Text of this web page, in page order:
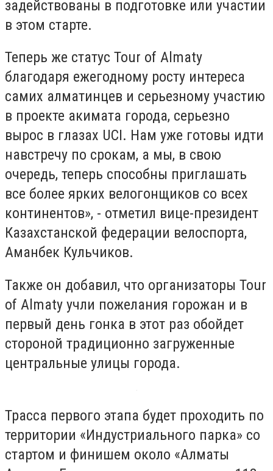
задействованы в подготовке или участии
в этом старте.
Теперь же статус Tour of Almaty
благодаря ежегодному росту интереса
самих алматинцев и серьезному участию
в проекте акимата города, серьезно
вырос в глазах UCI. Нам уже готовы идти
навстречу по срокам, а мы, в свою
очередь, теперь способны приглашать
все более ярких велогонщиков со всех
континентов», - отметил вице-президент
Казахстанской федерации велоспорта,
Аманбек Кульчиков.
Также он добавил, что организаторы Tour
of Almaty учли пожелания горожан и в
первый день гонка в этот раз обойдет
стороной традиционно загруженные
центральные улицы города.
Трасса первого этапа будет проходить по
территории «Индустриального парка» со
стартом и финишем около «Алматы